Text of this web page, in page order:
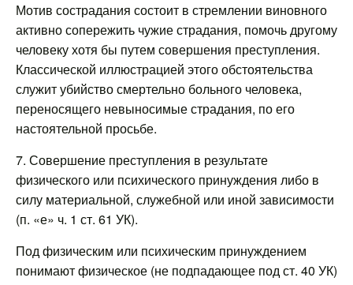
Мотив сострадания состоит в стремлении виновного
активно сопережить чужие страдания, помочь другому
человеку хотя бы путем совершения преступления.
Классической иллюстрацией этого обстоятельства
служит убийство смертельно больного человека,
переносящего невыносимые страдания, по его
настоятельной просьбе.
7. Совершение преступления в результате
физического или психического принуждения либо в
силу материальной, служебной или иной зависимости
(п. «е» ч. 1 ст. 61 УК).
Под физическим или психическим принуждением
понимают физическое (не подпадающее под ст. 40 УК)